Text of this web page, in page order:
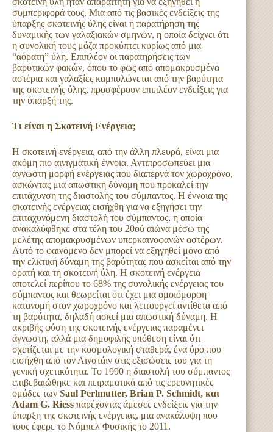
συμπεριφορά τους. Μια από τις βασικές ενδείξεις της
ύπαρξης σκοτεινής ύλης είναι η παρατήρηση της
δυναμικής των γαλαξιακών σμηνών, η οποία δείχνει ότι
η συνολική τους μάζα προκύπτει κυρίως από μια
“αόρατη” ύλη. Επιπλέον οι παρατηρήσεις των
βαρυτικών φακών, όπου το φως από απομακρυσμένα
αστέρια και γαλαξίες καμπυλώνεται από την βαρύτητα
της σκοτεινής ύλης, προσφέρουν επιπλέον ενδείξεις για
την ύπαρξή της.
Τι είναι η Σκοτεινή Ενέργεια;
Η σκοτεινή ενέργεια, από την άλλη πλευρά, είναι μια
ακόμη πιο αινιγματική έννοια. Αντιπροσωπεύει μια
άγνωστη μορφή ενέργειας που διαπερνά τον χωροχρόνο,
ασκώντας μια απωστική δύναμη που προκαλεί την
επιτάχυνση της διαστολής του σύμπαντος. Η έννοια της
σκοτεινής ενέργειας εισήχθη για να εξηγήσει την
επιταχυνόμενη διαστολή του σύμπαντος, η οποία
ανακαλύφθηκε στα τέλη του 20ού αιώνα μέσω της
μελέτης απομακρυσμένων υπερκαινοφανών αστέρων.
Αυτό το φαινόμενο δεν μπορεί να εξηγηθεί μόνο από
την ελκτική δύναμη της βαρύτητας που ασκείται από την
ορατή και τη σκοτεινή ύλη. Η σκοτεινή ενέργεια
αποτελεί περίπου το 68% της συνολικής ενέργειας του
σύμπαντος και θεωρείται ότι έχει μια ομοιόμορφη
κατανομή στον χωροχρόνο και λειτουργεί αντίθετα από
τη βαρύτητα, δηλαδή ασκεί μια απωστική δύναμη. Η
ακριβής φύση της σκοτεινής ενέργειας παραμένει
άγνωστη, αλλά μια δημοφιλής υπόθεση είναι ότι
σχετίζεται με την κοσμολογική σταθερά, ένα όρο που
εισήχθη από τον Αϊνστάιν στις εξισώσεις του για τη
γενική σχετικότητα. Το 1990 η διαστολή του σύμπαντος
επιβεβαιώθηκε και πειραματικά από τις ερευνητικές
ομάδες των Saul Perlmutter, Brian P. Schmidt, και
Adam G. Riess παρέχοντας άμεσες ενδείξεις για την
ύπαρξη της σκοτεινής ενέργειας, μια ανακάλυψη που
τους έφερε το Νόμπελ Φυσικής το 2011.